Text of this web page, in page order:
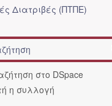
Διατριβές (ΠΤΠΕ)
στο DSpace
η συλλογή